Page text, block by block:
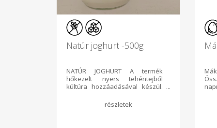
Natúr joghurt -500g
NATÚR JOGHURT A termék
hőkezelt nyers tehéntejből
kúltúra hozzáadásával készül.
adalékanyagokat nem
tartalmaz. 500 ml-es